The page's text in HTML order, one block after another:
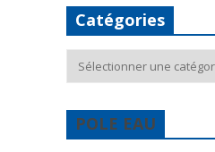
Catégories
POLE EAU